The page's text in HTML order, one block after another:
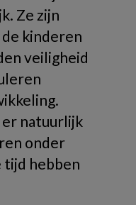
Ze zijn
kinderen
veiligheid
er natuurlijk
onder
tijd hebben